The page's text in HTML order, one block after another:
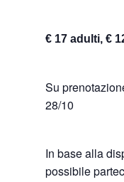
€ 17 adulti, €
Su
28/10
In base alla
possibile